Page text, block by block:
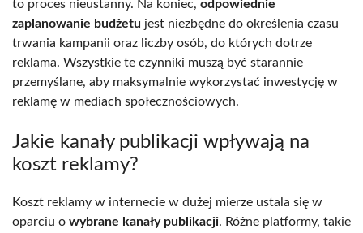
to proces nieustanny. Na koniec, odpowiednie
zaplanowanie budżetu jest niezbędne do określenia czasu
trwania kampanii oraz liczby osób, do których dotrze
reklama. Wszystkie te czynniki muszą być starannie
przemyślane, aby maksymalnie wykorzystać inwestycję w
reklamę w mediach społecznościowych.
Jakie kanały publikacji wpływają na
koszt reklamy?
Koszt reklamy w internecie w dużej mierze ustala się w
oparciu o wybrane kanały publikacji. Różne platformy, takie